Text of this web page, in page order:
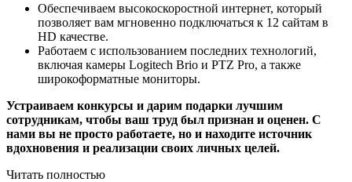
Обеспечиваем высокоскоростной интернет, который
позволяет вам мгновенно подключаться к 12 сайтам в
HD качестве.
Работаем с использованием последних технологий,
включая камеры Logitech Brio и PTZ Pro, а также
широкоформатные мониторы.
Устраиваем конкурсы и дарим подарки лучшим
сотрудникам, чтобы ваш труд был признан и оценен. С
нами вы не просто работаете, но и находите источник
вдохновения и реализации своих личных целей.
Читать полностью